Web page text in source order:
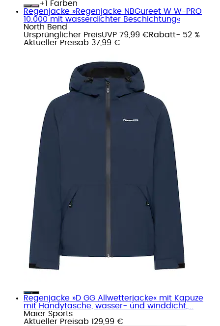
+
Farben
Regenjacke »Regenjacke NBGureet W W-PRO
10.000 mit wasserdichter Beschichtung«
North Bend
Ursprünglicher PreisUVP 79,99 €Rabatt- 52 %
Aktueller Preisab 37,99 €
Regenjacke »D GG Allwetterjacke« mit Kapuze
mit Handytasche, wasser- und winddicht,...
Maier Sports
Aktueller Preisab 129,99 €